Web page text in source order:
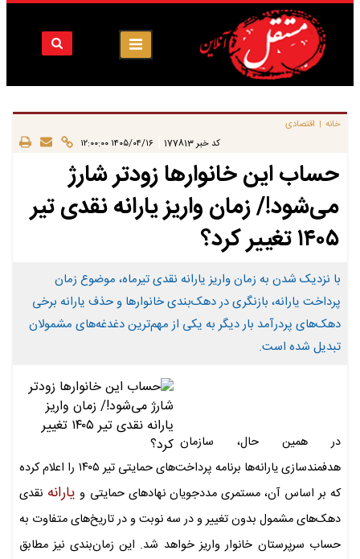
خانه | اقتصادی
کد خبر 177813 ۱۴۰۵/۰۴/۱۶ ۱۲:۰۰:۰۰
حساب این خانوارها زودتر شارژ
می‌شود!/ زمان واریز یارانه نقدی تیر
۱۴۰۵ تغییر کرد؟
با نزدیک شدن به زمان واریز یارانه نقدی تیرماه، موضوع زمان
پرداخت یارانه، بازنگری در دهک‌بندی خانوارها و حذف یارانه برخی
دهک‌های پردرآمد بار دیگر به یکی از مهم‌ترین دغدغه‌های مشمولان
تبدیل شده است.
در همین حال، سازمان
هدفمندسازی یارانه‌ها برنامه پرداخت‌های حمایتی تیر ۱۴۰۵ را اعلام کرده
که بر اساس آن، مستمری مددجویان نهادهای حمایتی و یارانه نقدی
دهک‌های مشمول بدون تغییر و در سه نوبت و در تاریخ‌های متفاوت به
حساب سرپرستان خانوار واریز خواهد شد. این زمان‌بندی نیز مطابق